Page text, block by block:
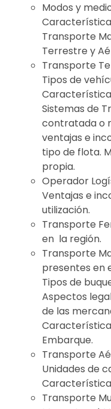
Modos y
Transporte
Terrestre y
Transporte
Tipos de
Sistemas de
contratada o
ventajas e
tipo de flota.
propia.
Operador
Ventajas e
utilización.
Transporte
en la región.
Transporte
presentes en
Tipos de
Aspectos
de las
Embarque.
Transporte
Unidades de
Transporte